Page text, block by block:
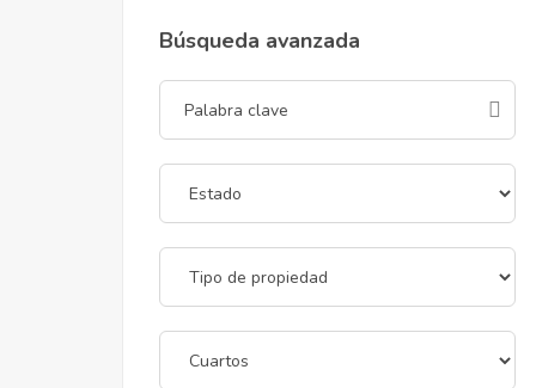
Búsqueda avanzada